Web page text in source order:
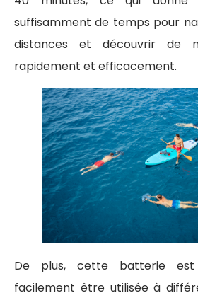
suffisamment de temps pour
distances et découvrir de
rapidement et efficacement.
De plus, cette batterie
facilement être utilisée à